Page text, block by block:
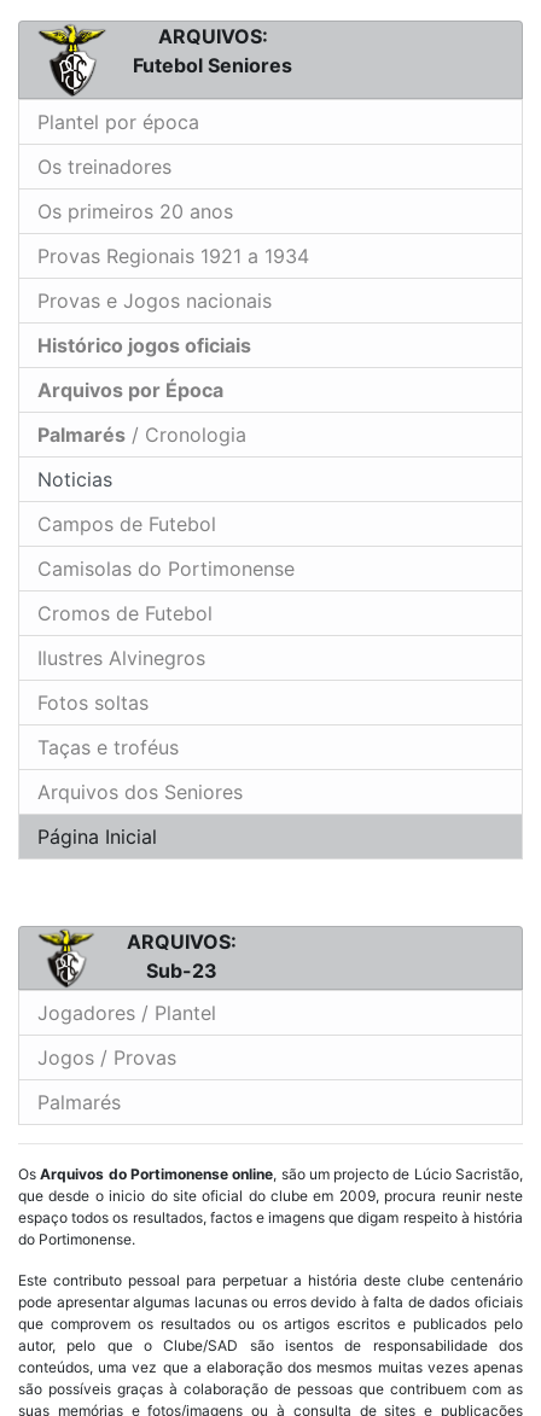
ARQUIVOS:
Futebol Seniores
Plantel por época
Os treinadores
Os primeiros 20 anos
Provas Regionais 1921 a 1934
Provas e Jogos nacionais
Histórico jogos oficiais
Arquivos por Época
Palmarés / Cronologia
Noticias
Campos de Futebol
Camisolas do Portimonense
Cromos de Futebol
Ilustres Alvinegros
Fotos soltas
Taças e troféus
Arquivos dos Seniores
Página Inicial
ARQUIVOS:
Sub-23
Jogadores / Plantel
Jogos / Provas
Palmarés
OsArquivos do Portimonense online, são um projecto de Lúcio Sacristão,
que desde o inicio do site oficial do clube em 2009, procura reunir neste
espaço todos os resultados, factos e imagens que digam respeito à história
do Portimonense.
Este contributo pessoal para perpetuar a história deste clube centenário
pode apresentar algumas lacunas ou erros devido à falta de dados oficiais
que comprovem os resultados ou os artigos escritos e publicados pelo
autor, pelo que o Clube/SAD são isentos de responsabilidade dos
conteúdos, uma vez que a elaboração dos mesmos muitas vezes apenas
são possíveis graças à colaboração de pessoas que contribuem com as
suas memórias e fotos/imagens ou à consulta de sites e publicações